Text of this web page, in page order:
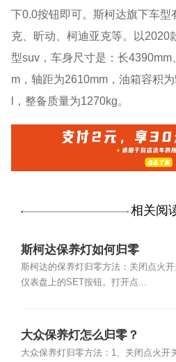
下0.0按钮即可。斯柯达旗下车型
克、昕动、柯迪亚克等。以2020
型suv，车身尺寸是：长
m，轴距为2610mm，油箱容积
l，整备质量为1270kg。
相关阅
斯柯达保养灯如何归零
斯柯达的保养灯归零方法：关闭点火
仪表盘上的SET按钮。打开点...
大众保养灯怎么归零？
大众保养灯归零方法：1、关闭点火开